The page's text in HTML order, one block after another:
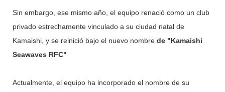
Sin embargo, ese mismo año, el equipo renació como un club
privado estrechamente vinculado a su ciudad natal de
Kamaishi, y se reinició bajo el nuevo nombre de "Kamaishi
Seawaves RFC"
Actualmente, el equipo ha incorporado el nombre de su